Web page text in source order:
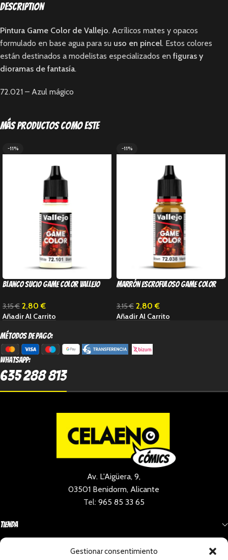
Gestionar consentimiento
Description
Pintura Game Color de Vallejo. Acrílicos mates y opacos
formulado en base agua para su uso en pincel. Estos colores
están destinados a modelistas especializados en figuras y
dioramas de fantasía.
72.021 – Azul mágico
Más productos como este
-11%
Blanco Sucio Game Color Vallejo
3,15€ 2,80€
Añadir Al Carrito
-11%
Marrón escrofuloso Game Color
3,15€ 2,80€
Añadir Al Carrito
métodos de pago:
Whatsapp:
635 288 813
Av. L'Aigüera, 9,
03501 Benidorm, Alicante
Tel: 965 85 33 65
Tienda